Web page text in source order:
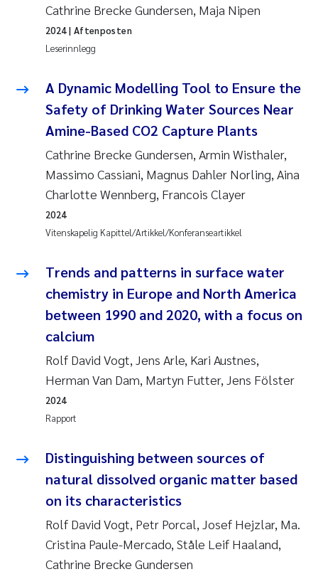
Cathrine Brecke Gundersen, Maja Nipen
Leserinnlegg
2024| Aftenposten
A Dynamic Modelling Tool to Ensure the
Safety of Drinking Water Sources Near
Amine-Based CO2 Capture Plants
Cathrine Brecke Gundersen, Armin Wisthaler,
Massimo Cassiani, Magnus Dahler Norling, Aina
Charlotte Wennberg, Francois Clayer
Vitenskapelig Kapittel/Artikkel/Konferanseartikkel
2024
Trends and patterns in surface water
chemistry in Europe and North America
between 1990 and 2020, with a focus on
calcium
Rolf David Vogt, Jens Arle, Kari Austnes,
Herman Van Dam, Martyn Futter, Jens Fölster
Rapport
2024
Distinguishing between sources of
natural dissolved organic matter based
on its characteristics
Rolf David Vogt, Petr Porcal, Josef Hejzlar, Ma.
Cristina Paule-Mercado, Ståle Leif Haaland,
Cathrine Brecke Gundersen